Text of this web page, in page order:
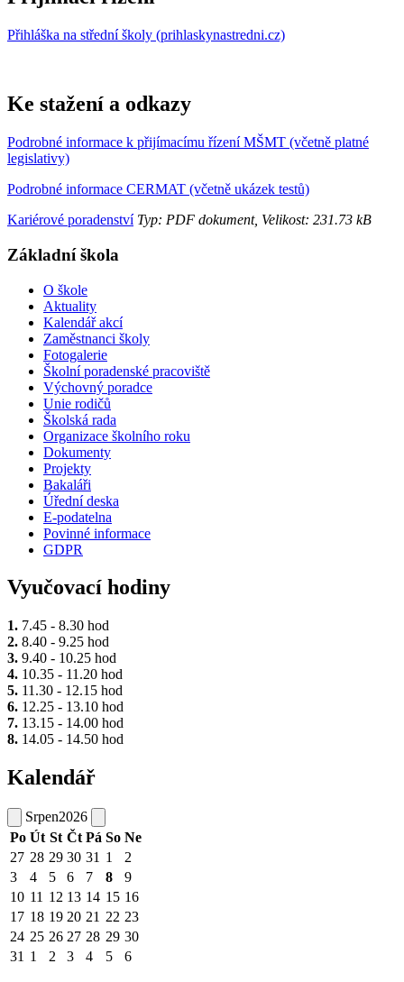
Přihláška na střední školy (prihlaskynastredni.cz)
Ke stažení a odkazy
Podrobné informace k přijímacímu řízení MŠMT (včetně platné
legislativy)
Podrobné informace CERMAT (včetně ukázek testů)
Kariérové poradenstvíTyp: PDF dokument, Velikost: 231.73 kB
Základní škola
O škole
Aktuality
Kalendář akcí
Zaměstnanci školy
Fotogalerie
Školní poradenské pracoviště
Výchovný poradce
Unie rodičů
Školská rada
Organizace školního roku
Dokumenty
Projekty
Bakaláři
Úřední deska
E-podatelna
Povinné informace
GDPR
Vyučovací hodiny
1. 7.45 - 8.30 hod
2. 8.40 - 9.25 hod
3. 9.40 - 10.25 hod
4. 10.35 - 11.20 hod
5. 11.30 - 12.15 hod
6. 12.25 - 13.10 hod
7. 13.15 - 14.00 hod
8. 14.05 - 14.50 hod
Kalendář
Srpen2026
Po Út St Čt Pá So Ne
27 28 29 30 31 1
2
3
4 5 6 7 8
9
10 11 12 13 14 15 16
17 18 19 20 21 22 23
24 25 26 27 28 29 30
31 1 2 3 4 5 6